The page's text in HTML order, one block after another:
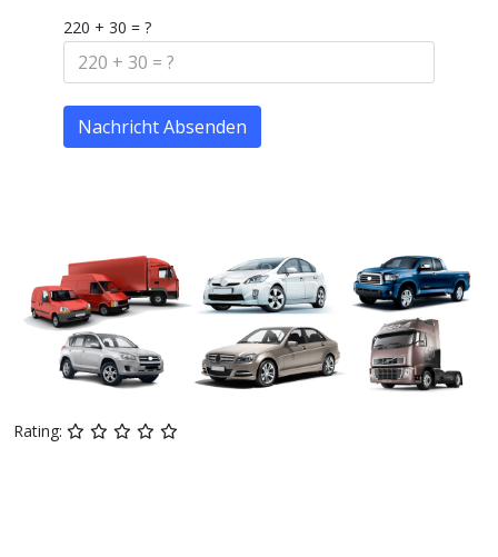
220 + 30 = ?
Nachricht Absenden
Rating: